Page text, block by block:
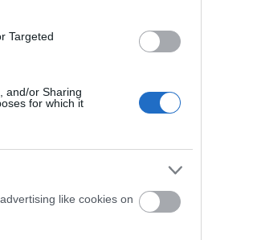
Targeted
and/or Sharing
for which it
like cookies on
csoport abban